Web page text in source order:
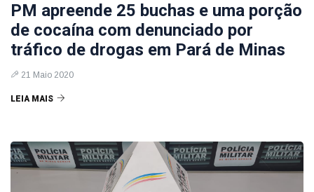
PM apreende 25 buchas e uma porção
de cocaína com denunciado por
tráfico de drogas em Pará de Minas
21 Maio 2020
LEIA MAIS